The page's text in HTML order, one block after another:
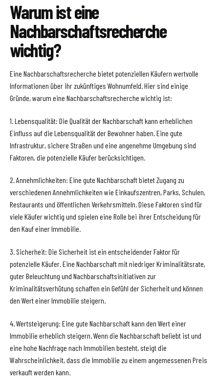
Warum ist eine
Nachbarschaftsrecherche
wichtig?
Eine Nachbarschaftsrecherche bietet potenziellen Käufern wertvolle
Informationen über ihr zukünftiges Wohnumfeld. Hier sind einige
Gründe, warum eine Nachbarschaftsrecherche wichtig ist:
1. Lebensqualität: Die Qualität der Nachbarschaft kann erheblichen
Einfluss auf die Lebensqualität der Bewohner haben. Eine gute
Infrastruktur, sichere Straßen und eine angenehme Umgebung sind
Faktoren, die potenzielle Käufer berücksichtigen.
2. Annehmlichkeiten: Eine gute Nachbarschaft bietet Zugang zu
verschiedenen Annehmlichkeiten wie Einkaufszentren, Parks, Schulen,
Restaurants und öffentlichen Verkehrsmitteln. Diese Faktoren sind für
viele Käufer wichtig und spielen eine Rolle bei ihrer Entscheidung für
den Kauf einer Immobilie.
3. Sicherheit: Die Sicherheit ist ein entscheidender Faktor für
potenzielle Käufer. Eine Nachbarschaft mit niedriger Kriminalitätsrate,
guter Beleuchtung und Nachbarschaftsinitiativen zur
Kriminalitätsverhütung schaffen ein Gefühl der Sicherheit und können
den Wert einer Immobilie steigern.
4. Wertsteigerung: Eine gute Nachbarschaft kann den Wert einer
Immobilie erheblich steigern. Wenn die Nachbarschaft beliebt ist und
eine hohe Nachfrage nach Immobilien besteht, steigt die
Wahrscheinlichkeit, dass die Immobilie zu einem angemessenen Preis
verkauft werden kann.